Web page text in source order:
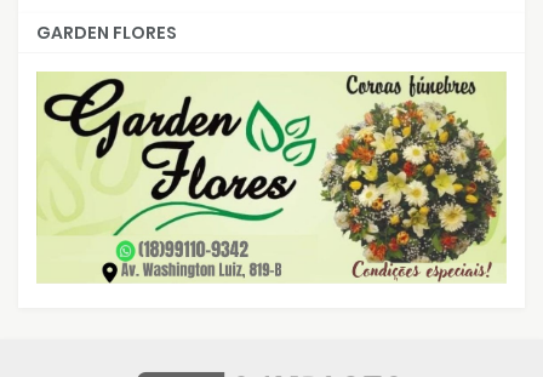
GARDEN FLORES